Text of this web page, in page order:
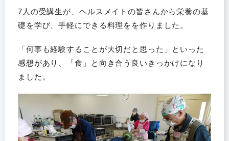
7人の受講生が、ヘルスメイトの皆さんから栄養の基
礎を学び、手軽にできる料理をを作りました。
「何事も経験することが大切だと思った」といった
感想があり、「食」と向き合う良いきっかけになり
ました。